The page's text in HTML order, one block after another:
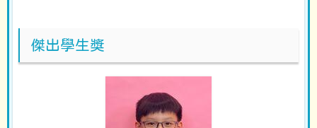
傑出學生獎